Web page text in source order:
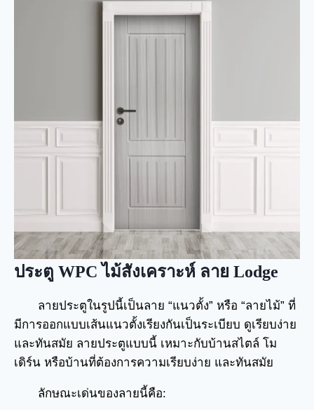
ประตู WPC ไม้สังเคราะห์ ลาย Lodge
ลายประตูในรูปนี้เป็นลาย “แนวตั้ง” หรือ “ลายไม้” ที่
มีการออกแบบเส้นแนวตั้งเรียงกันเป็นระเบียบ ดูเรียบง่าย
และทันสมัย ลายประตูแบบนี้ เหมาะกับบ้านสไตล์ โม
เดิร์น หรือบ้านที่ต้องการความเรียบง่าย และทันสมัย
ลักษณะเด่นของลายนี้คือ: